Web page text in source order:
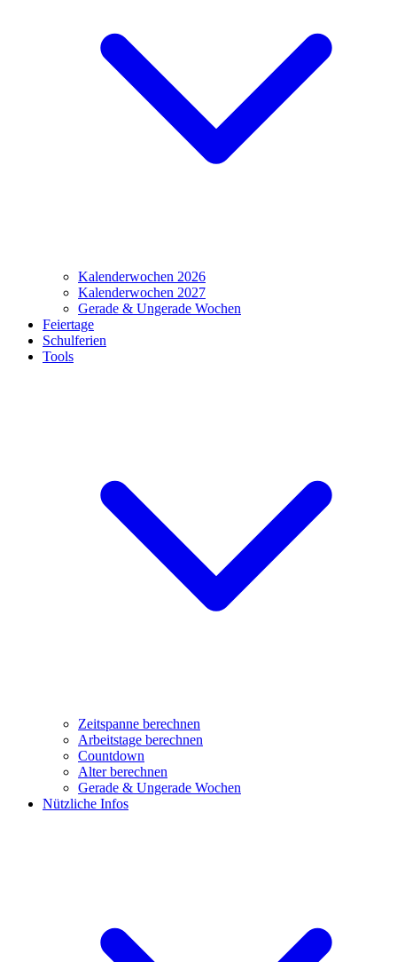
Kalenderwochen 2026
Kalenderwochen 2027
Gerade & Ungerade Wochen
Feiertage
Schulferien
Tools
Zeitspanne berechnen
Arbeitstage berechnen
Countdown
Alter berechnen
Gerade & Ungerade Wochen
Nützliche Infos